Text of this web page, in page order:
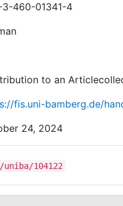
3-460-01341-4
to an
fis.uni-bamberg.de/
24, 2024
104122